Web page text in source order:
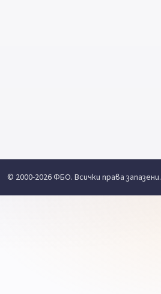
© 2000-2026 ФБО. Всички права запазени.